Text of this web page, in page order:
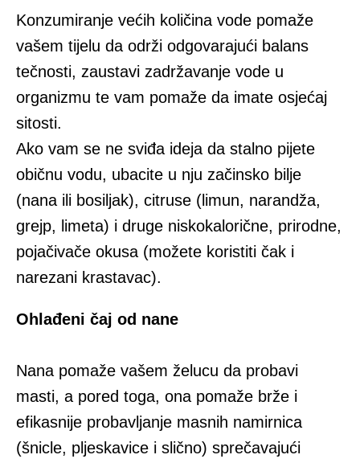
Konzumiranje većih količina vode pomaže
vašem tijelu da održi odgovarajući balans
tečnosti, zaustavi zadržavanje vode u
organizmu te vam pomaže da imate osjećaj
sitosti.
Ako vam se ne sviđa ideja da stalno pijete
običnu vodu, ubacite u nju začinsko bilje
(nana ili bosiljak), citruse (limun, narandža,
grejp, limeta) i druge niskokalorične, prirodne,
pojačivače okusa (možete koristiti čak i
narezani krastavac).
Ohlađeni čaj od nane
Nana pomaže vašem želucu da probavi
masti, a pored toga, ona pomaže brže i
efikasnije probavljanje masnih namirnica
(šnicle, pljeskavice i slično) sprečavajući